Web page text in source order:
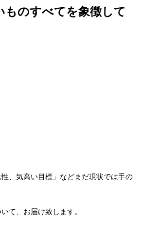
ものすべてを象徴して
、気高い目標」などまだ現状では手の
て、お届け致します。